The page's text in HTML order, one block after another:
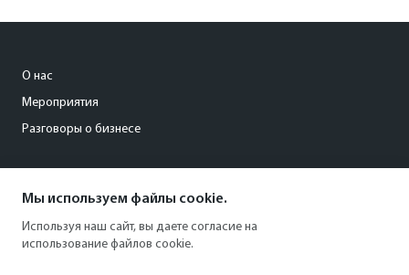
О нас
Мероприятия
Разговоры о бизнесе
+7 (996) 123 01 22
Мы используем файлы cookie.
Используя наш сайт, вы даете согласие на
использование файлов cookie.